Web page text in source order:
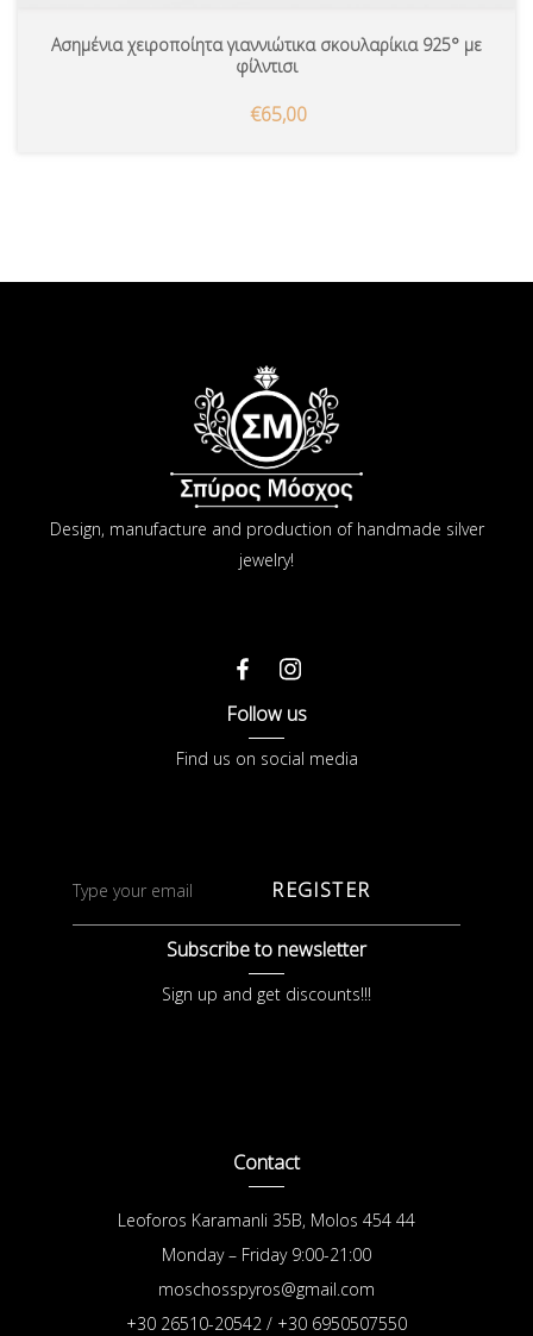
Ασημένια χειροποίητα γιαννιώτικα σκουλαρίκια 925° με
φίλντισι
€65,00
Design, manufacture and production of handmade silver
jewelry!
Follow us
Find us on social media
REGISTER
Subscribe to newsletter
Sign up and get discounts!!!
Contact
Leoforos Karamanli 35B, Molos 454 44
Monday – Friday 9:00-21:00
moschosspyros@gmail.com
+30 26510-20542 / +30 6950507550